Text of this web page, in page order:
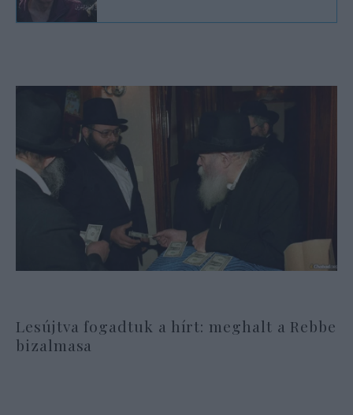
Lesújtva fogadtuk a hírt: meghalt a Rebbe
bizalmasa